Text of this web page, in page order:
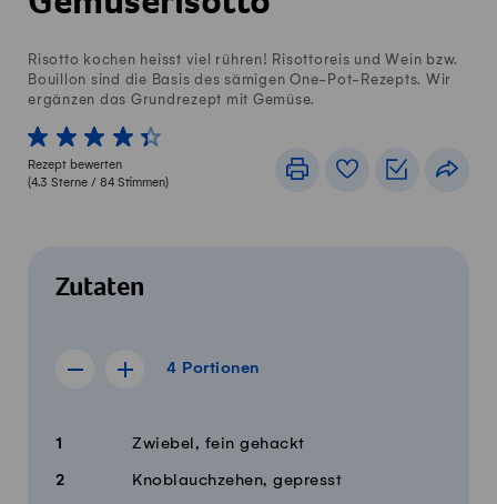
Risotto kochen heisst viel rühren! Risottoreis und Wein bzw.
Bouillon sind die Basis des sämigen One-Pot-Rezepts. Wir
ergänzen das Grundrezept mit Gemüse.
1 von 5 Sterne
2 von 5 Sterne
3 von 5 Sterne
4 von 5 Sterne
5 von 5 Sterne
Rezept bewerten
(4.3 Sterne / 84 Stimmen)
DruckenRezeptbuch
Zutaten
4 Portionen
Rezept für 3 Portionen anzeigen
Rezept für 5 Portionen anzeigen
4 Portionen
Menge Zutaten
1 Zwiebel, fein gehackt
2 Knoblauchzehen, gepresst